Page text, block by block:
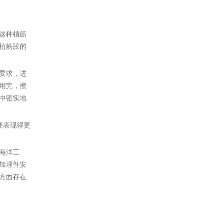
种植筋
筋胶的
求，进
完，擦
密实地
表现得更
洋工
埋件安
面存在